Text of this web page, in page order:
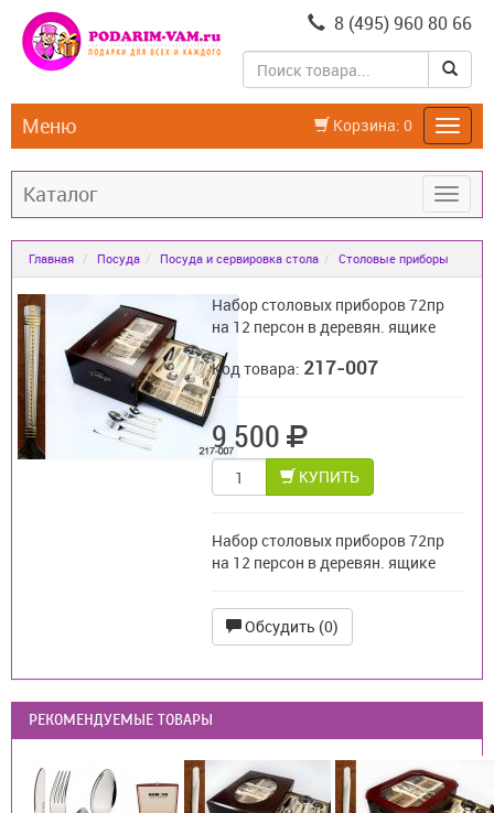
8 (495) 960 80 66
Корзина: 0
Меню
Каталог
Главная Посуда Посуда и сервировка стола Столовые приборы
Набор столовых приборов 72пр
на 12 персон в деревян. ящике
Код товара: 217-007
9 500
КУПИТЬ
Набор столовых приборов 72пр
на 12 персон в деревян. ящике
Обсудить (0)
РЕКОМЕНДУЕМЫЕ ТОВАРЫ